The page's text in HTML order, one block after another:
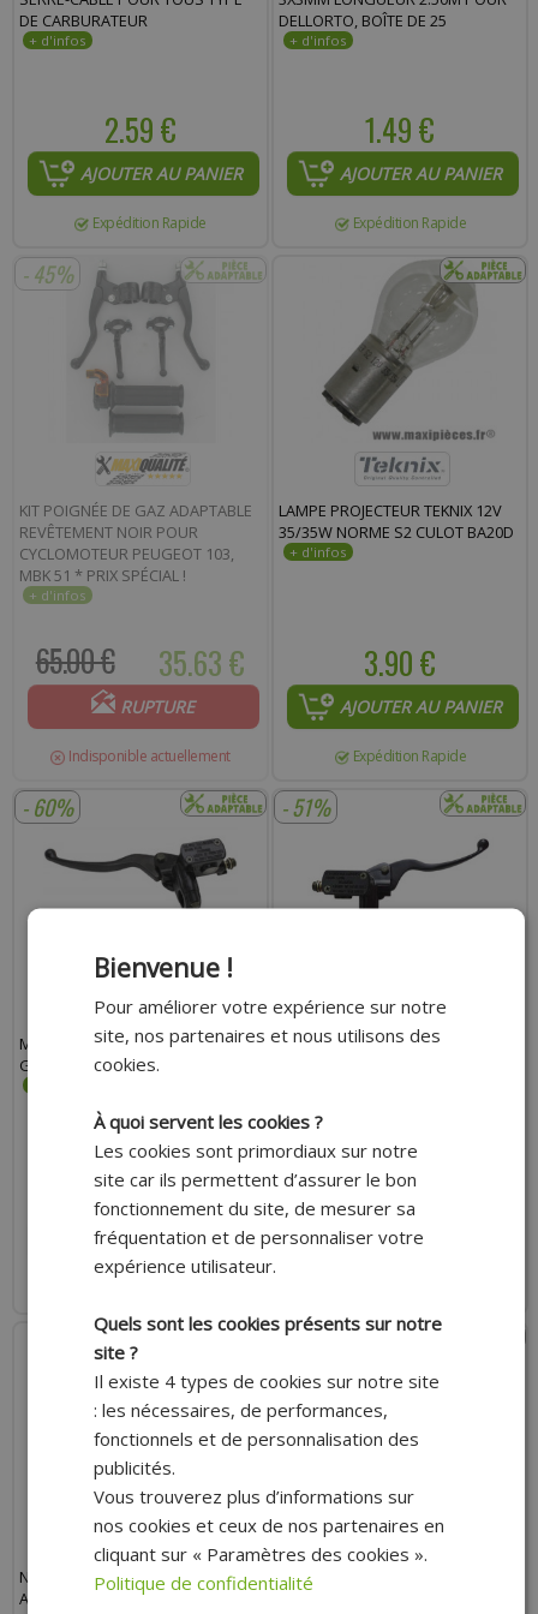
DE CARBURATEUR
2.59 €
AJOUTER AU PANIER
Expédition Rapide
DELLORTO, BOÎTE DE 25
1.49 €
AJOUTER AU PANIER
Expédition Rapide
- 45%
KIT POIGNÉE DE GAZ ADAPTABLE
REVÊTEMENT NOIR POUR
CYCLOMOTEUR PEUGEOT 103,
MBK 51 * PRIX SPÉCIAL !
35.63 €
65.00 €
RUPTURE
Indisponible actuellement
LAMPE PROJECTEUR TEKNIX 12V
35/35W NORME S2 CULOT BA20D
3.90 €
AJOUTER AU PANIER
Expédition Rapide
- 60%
MAITRE CYLINDRE DE FREIN P2R
GAUCHE ADAPT : UNIVERSEL
9.49 €
24.00 €
AJOUTER AU PANIER
- 51%
MAITRE CYLINDRE DE FREIN
SCOOTER/MOBYLETTE * PRIX
SPÉCIAL !
24.00 €
AJOUTER AU PANIER
NETTOYANT FREIN ADAPTABLE
AÉROSOL 600ML POUR SCOOTER
- 47%
POIGNÉE DE GAZ ADAPTABLE
Bienvenue !
Pour améliorer votre expérience sur notre
site, nos partenaires et nous utilisons des
cookies.
À quoi servent les cookies ?
Les cookies sont primordiaux sur notre
site car ils permettent d’assurer le bon
fonctionnement du site, de mesurer sa
fréquentation et de personnaliser votre
expérience utilisateur.
Quels sont les cookies présents sur notre
site ?
Il existe 4 types de cookies sur notre site
: les nécessaires, de performances,
fonctionnels et de personnalisation des
publicités.
Vous trouverez plus d’informations sur
nos cookies et ceux de nos partenaires en
cliquant sur « Paramètres des cookies ».
Politique de confidentialité